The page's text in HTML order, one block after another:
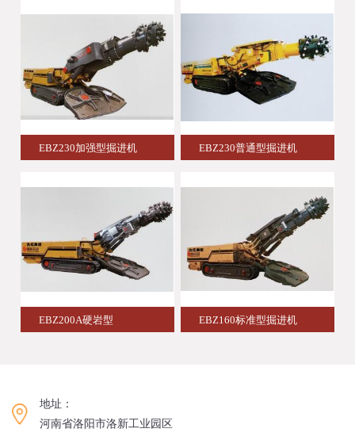
EBZ230加强型掘进机 EBZ230普通型掘进机
EBZ200A硬岩型 EBZ160标准型掘进机
地址：
河南省洛阳市洛新工业园区